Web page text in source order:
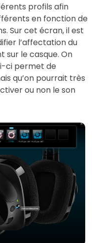
profils afin
en fonction de
Sur cet écran, il est
l’affectation du
sur le casque. On
ci permet de
qu’on pourrait très
ou non le son